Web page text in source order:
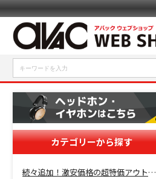
カテゴリーから探す
続々追加！激安価格の超特価アウトレットセール開催！